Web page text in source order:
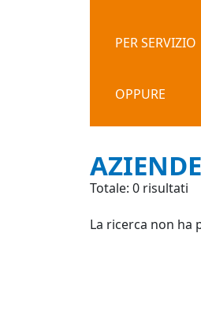
PER SERVIZIO
OPPURE
Totale: 0 risultati
La ricerca non